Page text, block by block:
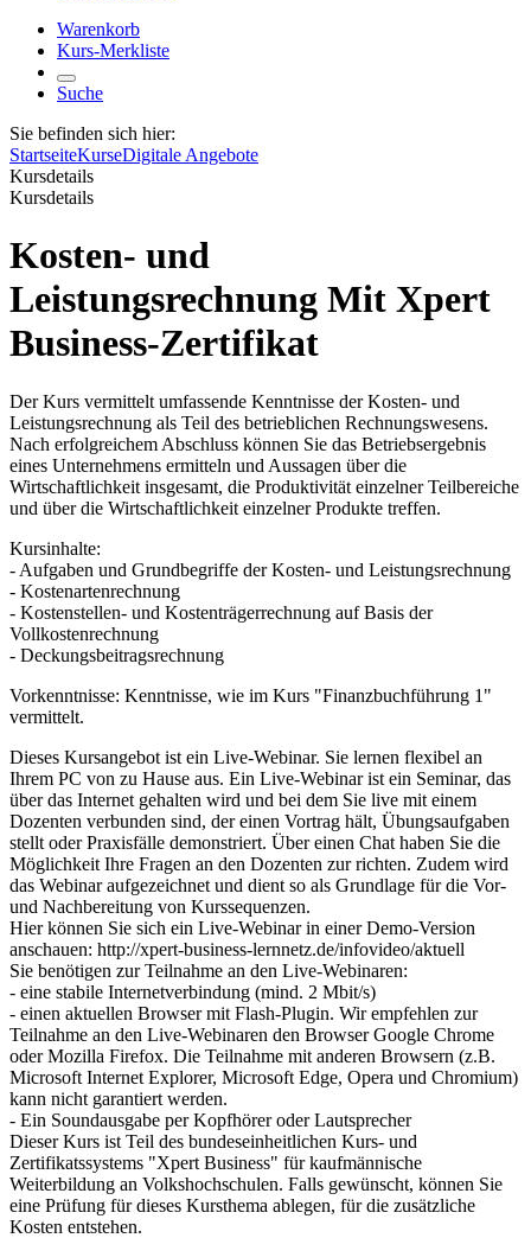
Warenkorb
Kurs-Merkliste
Suche
Sie befinden sich hier:
StartseiteKurseDigitale Angebote
Kursdetails
Kursdetails
Kosten- und
Leistungsrechnung Mit Xpert
Business-Zertifikat
Der Kurs vermittelt umfassende Kenntnisse der Kosten- und
Leistungsrechnung als Teil des betrieblichen Rechnungswesens.
Nach erfolgreichem Abschluss können Sie das Betriebsergebnis
eines Unternehmens ermitteln und Aussagen über die
Wirtschaftlichkeit insgesamt, die Produktivität einzelner Teilbereiche
und über die Wirtschaftlichkeit einzelner Produkte treffen.
Kursinhalte:
- Aufgaben und Grundbegriffe der Kosten- und Leistungsrechnung
- Kostenartenrechnung
- Kostenstellen- und Kostenträgerrechnung auf Basis der
Vollkostenrechnung
- Deckungsbeitragsrechnung
Vorkenntnisse: Kenntnisse, wie im Kurs "Finanzbuchführung 1"
vermittelt.
Dieses Kursangebot ist ein Live-Webinar. Sie lernen flexibel an
Ihrem PC von zu Hause aus. Ein Live-Webinar ist ein Seminar, das
über das Internet gehalten wird und bei dem Sie live mit einem
Dozenten verbunden sind, der einen Vortrag hält, Übungsaufgaben
stellt oder Praxisfälle demonstriert. Über einen Chat haben Sie die
Möglichkeit Ihre Fragen an den Dozenten zur richten. Zudem wird
das Webinar aufgezeichnet und dient so als Grundlage für die Vor-
und Nachbereitung von Kurssequenzen.
Hier können Sie sich ein Live-Webinar in einer Demo-Version
anschauen: http://xpert-business-lernnetz.de/infovideo/aktuell
Sie benötigen zur Teilnahme an den Live-Webinaren:
- eine stabile Internetverbindung (mind. 2 Mbit/s)
- einen aktuellen Browser mit Flash-Plugin. Wir empfehlen zur
Teilnahme an den Live-Webinaren den Browser Google Chrome
oder Mozilla Firefox. Die Teilnahme mit anderen Browsern (z.B.
Microsoft Internet Explorer, Microsoft Edge, Opera und Chromium)
kann nicht garantiert werden.
- Ein Soundausgabe per Kopfhörer oder Lautsprecher
Dieser Kurs ist Teil des bundeseinheitlichen Kurs- und
Zertifikatssystems "Xpert Business" für kaufmännische
Weiterbildung an Volkshochschulen. Falls gewünscht, können Sie
eine Prüfung für dieses Kursthema ablegen, für die zusätzliche
Kosten entstehen.